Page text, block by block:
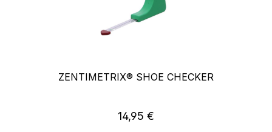
ZENTIMETRIX® SHOE CHECKER
Regulärer Preis:
14,95 €